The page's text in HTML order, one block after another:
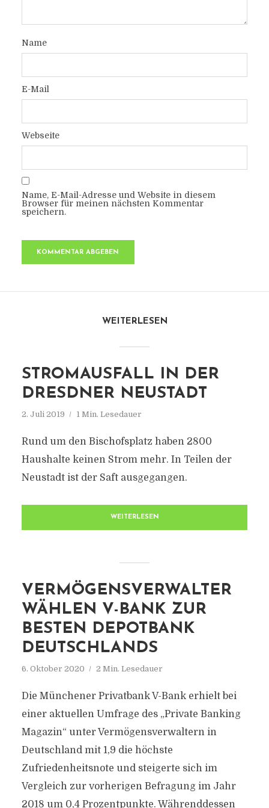
Name
E-Mail
Webseite
Name, E-Mail-Adresse und Website in diesem
Browser für meinen nächsten Kommentar
speichern.
WEITERLESEN
STROMAUSFALL IN DER
DRESDNER NEUSTADT
2. Juli 2019 1 Min. Lesedauer
Rund um den Bischofsplatz haben 2800
Haushalte keinen Strom mehr. In Teilen der
Neustadt ist der Saft ausgegangen.
WEITERLESEN
VERMÖGENSVERWALTER
WÄHLEN V-BANK ZUR
BESTEN DEPOTBANK
DEUTSCHLANDS
6. Oktober 2020 2 Min. Lesedauer
Die Münchener Privatbank V-Bank erhielt bei
einer aktuellen Umfrage des „Private Banking
Magazin“ unter Vermögensverwaltern in
Deutschland mit 1,9 die höchste
Zufriedenheitsnote und steigerte sich im
Vergleich zur vorherigen Befragung im Jahr
2018 um 0,4 Prozentpunkte. Währenddessen